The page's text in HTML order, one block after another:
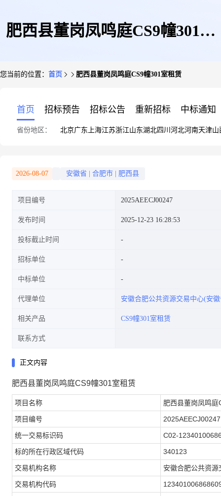
肥西县董岗凤鸣庭CS9幢301室
您当前的位置： 首页 肥西县董岗凤鸣庭CS9幢301室租赁
首页 招标预告 招标公告 重新招标 中标通知
省份地区： 北京广东 上海江苏浙江山东湖北四川 河北河南天津山
2026-08-07 安徽省 合肥市 肥西县
项目编号 2025AEECJ00247
发布时间 2025-12-23 16:28:53
投标截止时间
招标单位
中标单位
代理单位 安徽合肥公共资源交易中心(安
相关产品 CS9幢301室租赁
联系方式
正文内容
肥西县董岗凤鸣庭CS9幢301室租赁
项目名称 肥西县董岗凤鸣
项目编号 2025AEECJ00247
统一交易标识码 C02-
标的所在行政区域代码 340123
交易机构名称 安徽合肥公共资
交易机构代码